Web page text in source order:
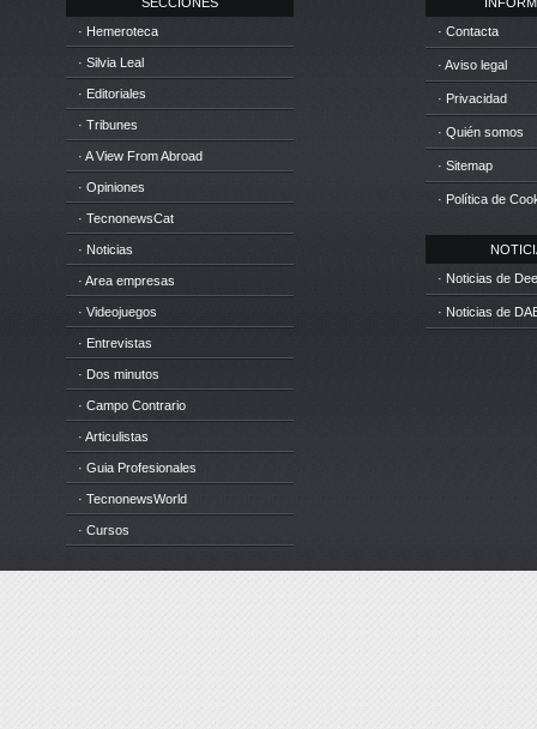
· Hemeroteca
· Silvia Leal
· Editoriales
· Tribunes
· A View From Abroad
· Opiniones
· TecnonewsCat
· Noticias
· Area empresas
· Videojuegos
· Entrevistas
· Dos minutos
· Campo Contrario
· Articulistas
· Guia Profesionales
· TecnonewsWorld
· Cursos
· Contacta
· Aviso legal
· Privacidad
· Quién somos
· Sitemap
· Política de
· Noticias de
· Noticias de